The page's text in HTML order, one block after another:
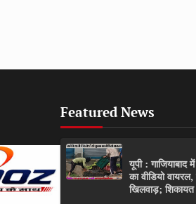
Featured News
यूपी :
का वीडियो
खिलवाड़; शिकायत